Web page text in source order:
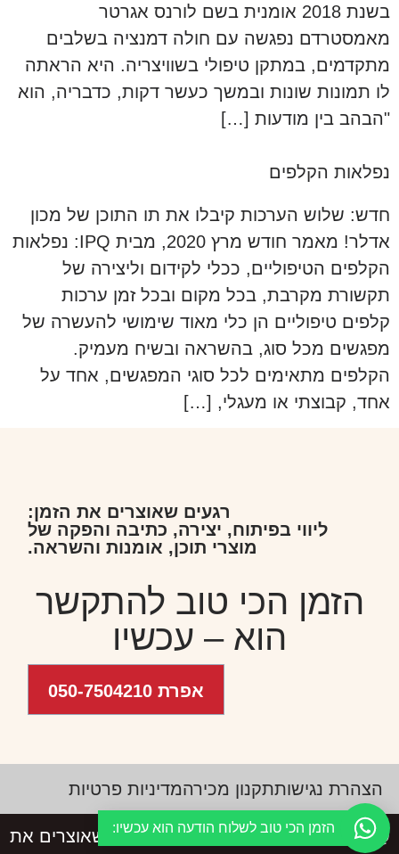
בשנת 2018 אומנית בשם לורנס אגרטר
מאמסטרדם נפגשה עם חולה דמנציה בשלבים
מתקדמים, במתקן טיפולי בשוויצריה. היא הראתה
לו תמונות שונות ובמשך כעשר דקות, כדבריה, הוא
"הבהב בין מודעות […]
נפלאות הקלפים
חדש: שלוש הערכות קיבלו את תו התוכן של מכון
אדלר! מאמר חודש מרץ 2020, מבית IPQ: נפלאות
הקלפים הטיפוליים, ככלי לקידום וליצירה של
תקשורת מקרבת, בכל מקום ובכל זמן ערכות
קלפים טיפוליים הן כלי מאוד שימושי להעשרה של
מפגשים מכל סוג, בהשראה ובשיח מעמיק.
הקלפים מתאימים לכל סוגי המפגשים, אחד על
אחד, קבוצתי או מעגלי, […]
רגעים שאוצרים את הזמן:
ליווי בפיתוח, יצירה, כתיבה והפקה של
מוצרי תוכן, אומנות והשראה.
הזמן הכי טוב להתקשר
הוא – עכשיו
אפרת 050-7504210
הצהרת נגישותתקנון מכירהמדיניות פרטיות
@כל הזכויות שמורות לפסיק – רגעים שאוצרים את
הזמן הכי טוב לשלוח הודעה הוא עכשיו: